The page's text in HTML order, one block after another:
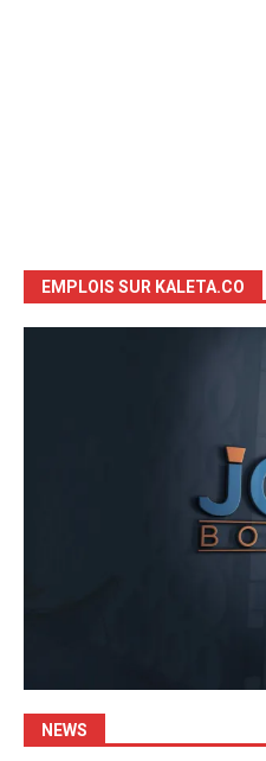
EMPLOIS SUR KALETA.CO
NEWS